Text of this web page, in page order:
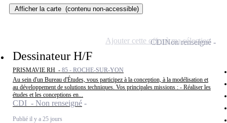
Afficher la carte (contenu non-accessible)
Dessinateur H/F
PRISMAVIE RH - 85 - ROCHE-SUR-YON
Au sein d'un Bureau d'Études, vous participez à la conception, à la modélisation et
au développement de solutions techniques. Vos principales missions : - Réaliser les
études et les conceptions en...
CDI - Non renseigné
Publié il y a 25 jours
CDINon renseigné
Ajouter cette offre à ma sélection